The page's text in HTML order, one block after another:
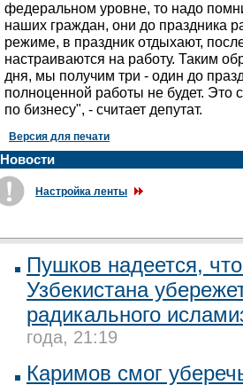
федеральном уровне, то надо
наших граждан, они до праздника
режиме, в праздник отдыхают,
настраиваются на работу. Таким
дня, мы получим три - один до
полноценной работы не будет. Это
по бизнесу", - считает депутат.
Версия для печати
Новости
Настройка ленты
Пушков надеется,
Узбекистана
радикального
года, 21:19
Каримов смог